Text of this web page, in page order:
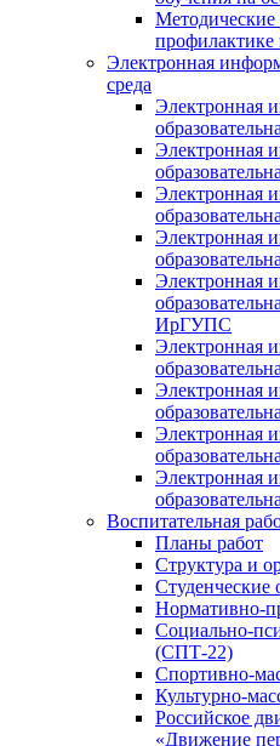
профилактике
Электронная
среда
Электронная
Электронная
Электронная
Электронная
Электронная
ИрГУПС
Электронная
Электронная
Электронная
Электронная
Воспитательная
Планы работ
Структура и
Студенческие
Нормативно-
Социально-
(СПТ-22)
Спортивно-
Культурно-
Российское
«Движение